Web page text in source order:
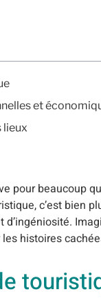
et
lieux
pour beaucoup
c’est bien
histoires